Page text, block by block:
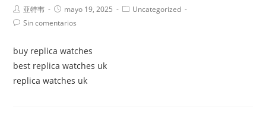
亚特韦 mayo 19, 2025
Uncategorized
Sin comentarios
buy replica watches
best replica watches uk
replica watches uk